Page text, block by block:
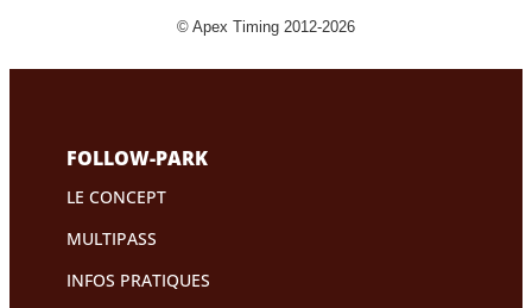
FOLLOW-PARK
LE CONCEPT
MULTIPASS
INFOS PRATIQUES